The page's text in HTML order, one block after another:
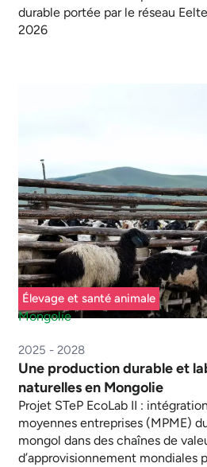
durable portée par le réseau
2026
Élevage et santé animale
Mongolie
2025 - 2028
Une production durable et
naturelles en Mongolie
Projet STeP EcoLab II :
moyennes entreprises (MPME)
mongol dans des chaînes de
d’approvisionnement mondiales